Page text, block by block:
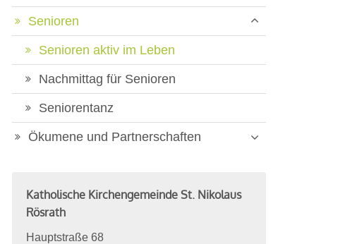
Senioren
Senioren aktiv im Leben
Nachmittag für Senioren
Seniorentanz
Ökumene und Partnerschaften
Katholische Kirchengemeinde St. Nikolaus
Rösrath
Hauptstraße 68